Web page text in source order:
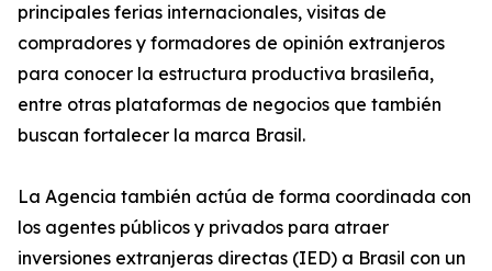
principales ferias internacionales, visitas de
compradores y formadores de opinión extranjeros
para conocer la estructura productiva brasileña,
entre otras plataformas de negocios que también
buscan fortalecer la marca Brasil.
La Agencia también actúa de forma coordinada con
los agentes públicos y privados para atraer
inversiones extranjeras directas (IED) a Brasil con un